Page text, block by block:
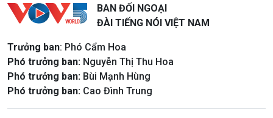
BAN ĐỐI NGOẠI
ĐÀI TIẾNG NÓI VIỆT NAM
Trưởng ban: Phó Cẩm Hoa
Phó trưởng ban: Nguyễn Thị Thu Hoa
Phó trưởng ban: Bùi Mạnh Hùng
Phó trưởng ban: Cao Đình Trung